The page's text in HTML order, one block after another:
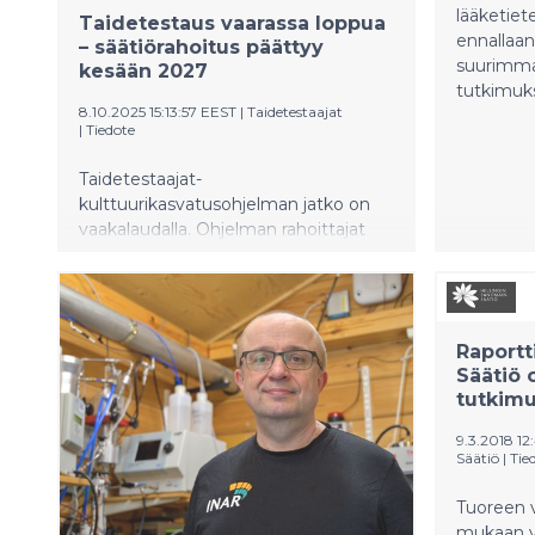
Taidetestaus vaarassa loppua
– säätiörahoitus päättyy
kesään 2027
8.10.2025 15:13:57 EEST | Taidetestaajat
| Tiedote
Taidetestaajat-
kulttuurikasvatusohjelman jatko on
vaakalaudalla. Ohjelman rahoittajat
kulturfonden ovat ilmoittaneet, että
ohjelman säätiörahoitus päättyy
kesän 2027 jälkeen.
Säätiö
9.3.2018
Säätiö |
Tuoreen